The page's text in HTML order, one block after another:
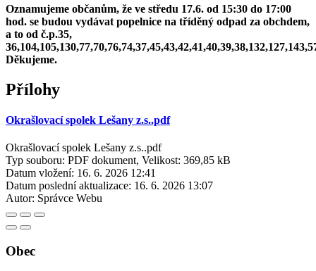
Oznamujeme občanům, že ve středu 17.6. od 15:30 do 17:00
hod. se budou vydávat popelnice na tříděný odpad za obchdem,
a to od č.p.35,
Děkujeme.
Přílohy
Okrašlovací spolek Lešany z.s..pdf
Okrašlovací spolek Lešany z.s..pdf
Typ souboru: PDF dokument, Velikost: 369,85 kB
Datum vložení: 16. 6. 2026 12:41
Datum poslední aktualizace: 16. 6. 2026 13:07
Autor: Správce Webu
Obec